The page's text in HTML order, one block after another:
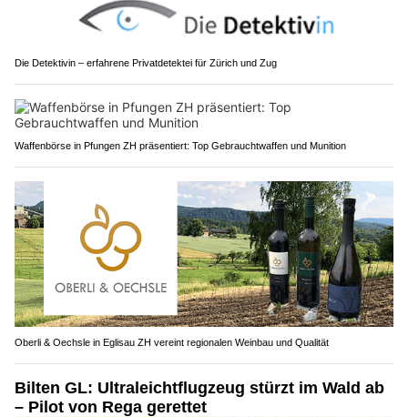
Die Detektivin – erfahrene Privatdetektei für Zürich und Zug
Waffenbörse in Pfungen ZH präsentiert: Top Gebrauchtwaffen und Munition
Oberli & Oechsle in Eglisau ZH vereint regionalen Weinbau und Qualität
Bilten GL: Ultraleichtflugzeug stürzt im Wald ab
– Pilot von Rega gerettet